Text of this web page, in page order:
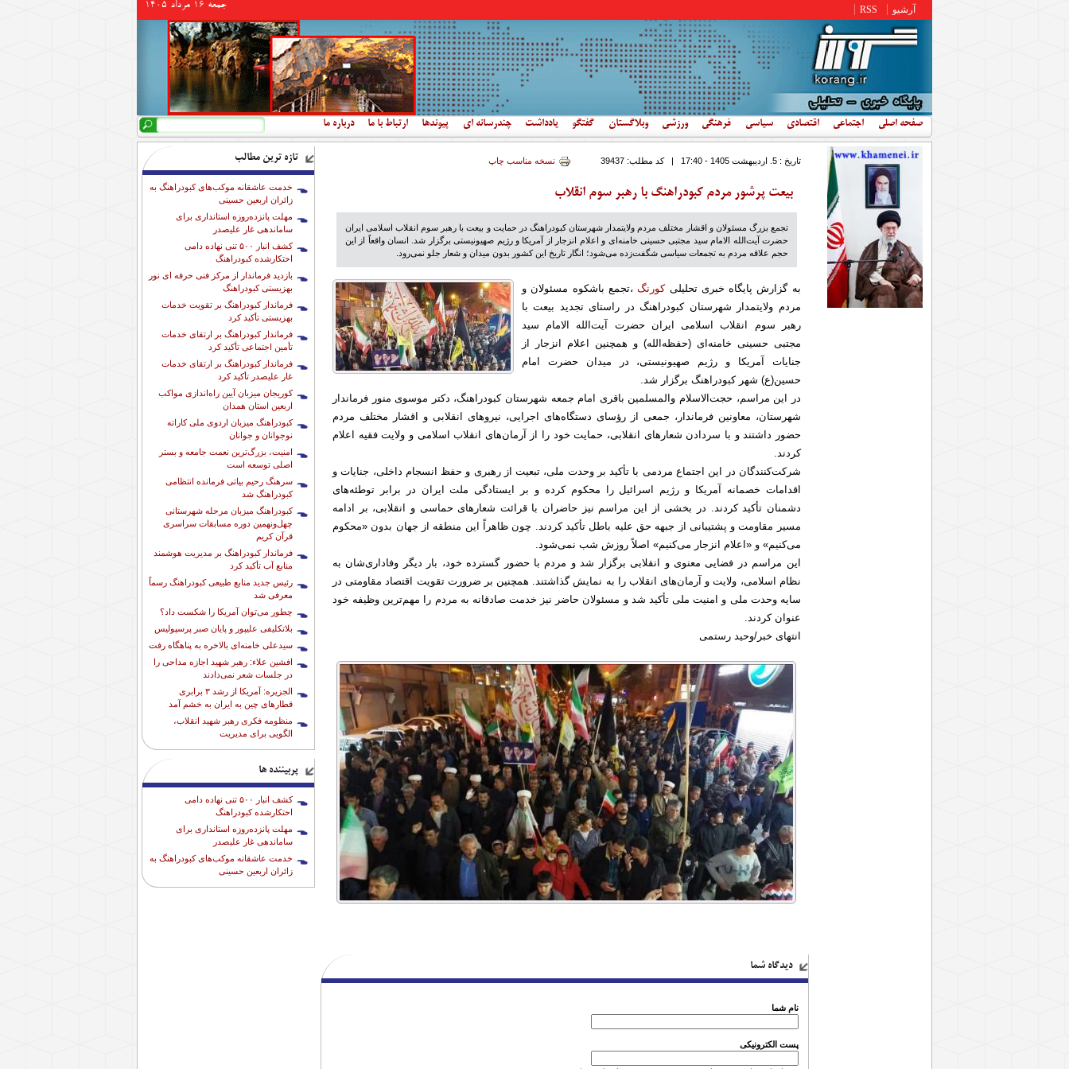
جمعه 16 مرداد 1405 آرشیو RSS
صفحه اصلی اجتماعی اقتصادی سیاسی فرهنگی ورزشی وبلاگستان گفتگو یادداشت چندرسانه ای پیوندها ارتباط با ما درباره ما فرم جستجو
جستجو
تازه ترین مطالب
خدمت عاشقانه موکب‌های کبودراهنگ به
زائران اربعین حسینی
مهلت پانزده‌روزه استانداری برای
ساماندهی غار علیصدر
کشف انبار ۵۰۰ تنی نهاده دامی
احتکارشده کبودراهنگ
بازدید فرماندار از مرکز فنی حرفه ای نور
بهزیستی کبودراهنگ
فرماندار کبودراهنگ بر تقویت خدمات
بهزیستی تأکید کرد
فرماندار کبودراهنگ بر ارتقای خدمات
تأمین اجتماعی تأکید کرد
فرماندار کبودراهنگ بر ارتقای خدمات
غار علیصدر تأکید کرد
کوریجان میزبان آیین راه‌اندازی مواکب
اربعین استان همدان
کبودراهنگ میزبان اردوی ملی کاراته
نوجوانان و جوانان
امنیت، بزرگ‌ترین نعمت جامعه و بستر
اصلی توسعه است
سرهنگ رحیم بیاتی فرمانده انتظامی
کبودراهنگ شد
کبودراهنگ میزبان مرحله شهرستانی
چهل‌ونهمین دوره مسابقات سراسری
قرآن کریم
فرماندار کبودراهنگ بر مدیریت هوشمند
منابع آب تأکید کرد
رئیس جدید منابع طبیعی کبودراهنگ رسماً
معرفی شد
چطور می‌توان آمریکا را شکست داد؟
بلاتکلیفی علیپور و پایان صبر پرسپولیس
سیدعلی خامنه‌ای بالاخره به پناهگاه رفت
افشین علاء: رهبر شهید اجازه مداحی را
در جلسات شعر نمی‌دادند
الجزیره: آمریکا از رشد ۳ برابری
قطارهای چین به ایران به خشم آمد
منظومه فکری رهبر شهید انقلاب،
الگویی برای مدیریت
پربیننده ها
کشف انبار ۵۰۰ تنی نهاده دامی
احتکارشده کبودراهنگ
مهلت پانزده‌روزه استانداری برای
ساماندهی غار علیصدر
خدمت عاشقانه موکب‌های کبودراهنگ به
زائران اربعین حسینی
تاریخ : 5. ارديبهشت 1405 - 17:40 |کد مطلب:39437 نسخه مناسب چاپ
بیعت پرشور مردم کبودراهنگ با رهبر سوم انقلاب
تجمع بزرگ مسئولان و اقشار مختلف مردم ولایتمدار شهرستان کبودراهنگ در حمایت و بیعت با رهبر سوم انقلاب اسلامی ایران
حضرت آیت‌الله الامام سید مجتبی حسینی خامنه‌ای و اعلام انزجار از آمریکا و رژیم صهیونیستی برگزار شد. انسان واقعاً از این
حجم علاقه مردم به تجمعات سیاسی شگفت‌زده می‌شود؛ انگار تاریخ این کشور بدون میدان و شعار جلو نمی‌رود.
به گزارش پایگاه خبری تحلیلیکورنگ،تجمع باشکوه مسئولان و
مردم ولایتمدار شهرستان کبودراهنگ در راستای تجدید بیعت با
رهبر سوم انقلاب اسلامی ایران حضرت آیت‌الله الامام سید
مجتبی حسینی خامنه‌ای (حفظه‌الله) و همچنین اعلام انزجار از
جنایات آمریکا و رژیم صهیونیستی، در میدان حضرت امام
حسین(ع) شهر کبودراهنگ برگزار شد.
در این مراسم، حجت‌الاسلام والمسلمین باقری امام جمعه شهرستان کبودراهنگ، دکتر موسوی منور فرماندار
شهرستان، معاونین فرماندار، جمعی از رؤسای دستگاه‌های اجرایی، نیروهای انقلابی و اقشار مختلف مردم
حضور داشتند و با سردادن شعارهای انقلابی، حمایت خود را از آرمان‌های انقلاب اسلامی و ولایت فقیه اعلام
کردند.
شرکت‌کنندگان در این اجتماع مردمی با تأکید بر وحدت ملی، تبعیت از رهبری و حفظ انسجام داخلی، جنایات و
اقدامات خصمانه آمریکا و رژیم اسرائیل را محکوم کرده و بر ایستادگی ملت ایران در برابر توطئه‌های
دشمنان تأکید کردند. در بخشی از این مراسم نیز حاضران با قرائت شعارهای حماسی و انقلابی، بر ادامه
مسیر مقاومت و پشتیبانی از جبهه حق علیه باطل تأکید کردند. چون ظاهراً این منطقه از جهان بدون «محکوم
می‌کنیم» و «اعلام انزجار می‌کنیم» اصلاً روزش شب نمی‌شود.
این مراسم در فضایی معنوی و انقلابی برگزار شد و مردم با حضور گسترده خود، بار دیگر وفاداری‌شان به
نظام اسلامی، ولایت و آرمان‌های انقلاب را به نمایش گذاشتند. همچنین بر ضرورت تقویت اقتصاد مقاومتی در
سایه وحدت ملی و امنیت ملی تأکید شد و مسئولان حاضر نیز خدمت صادقانه به مردم را مهم‌ترین وظیفه خود
عنوان کردند.
انتهای خبر/وحید رستمی
دیدگاه شما
نام شما
پست الکترونیکی